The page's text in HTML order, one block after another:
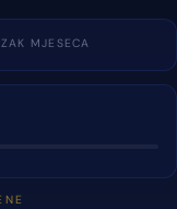
MJESECA